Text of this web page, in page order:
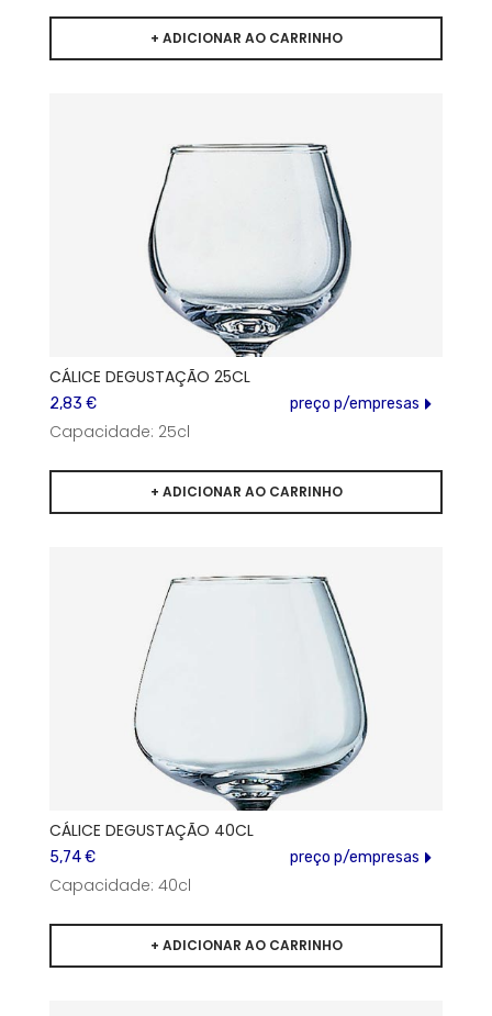
CÁLICE DEGUSTAÇÃO 25CL
2,83 € preço p/empresas
Capacidade: 25cl
CÁLICE DEGUSTAÇÃO 40CL
5,74 € preço p/empresas
Capacidade: 40cl